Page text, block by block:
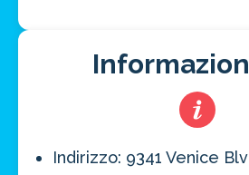
Indirizzo: 9341 Venice